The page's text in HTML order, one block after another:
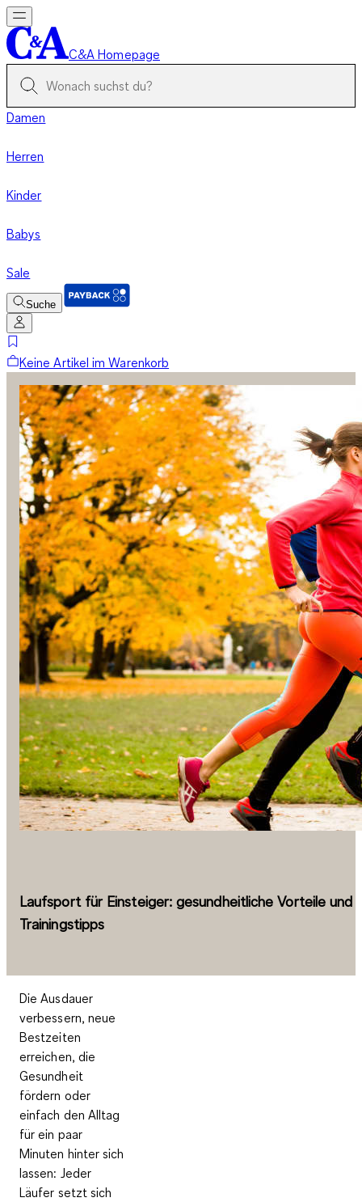
C&A Homepage
Damen
Herren
Kinder
Babys
Sale
Suche
Keine Artikel im Warenkorb
Laufsport für Einsteiger: gesundheitliche Vorteile und
Trainingstipps
Die Ausdauer
verbessern, neue
Bestzeiten
erreichen, die
Gesundheit
fördern oder
einfach den Alltag
für ein paar
Minuten hinter sich
lassen: Jeder
Läufer setzt sich